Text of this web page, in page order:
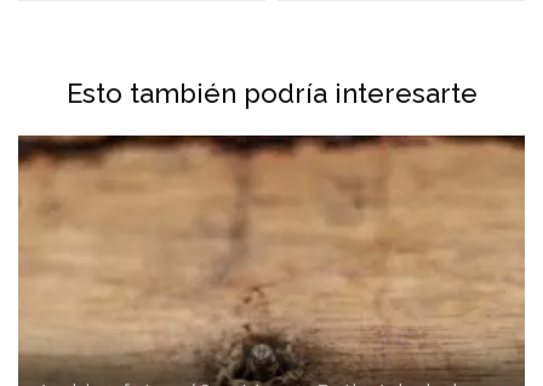
Esto también podría interesarte